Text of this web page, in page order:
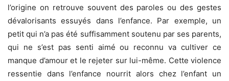
l’origine on retrouve souvent des paroles ou des gestes
dévalorisants essuyés dans l’enfance. Par exemple, un
petit qui n’a pas été suffisamment soutenu par ses parents,
qui ne s’est pas senti aimé ou reconnu va cultiver ce
manque d’amour et le rejeter sur lui-même. Cette violence
ressentie dans l’enfance nourrit alors chez l’enfant un